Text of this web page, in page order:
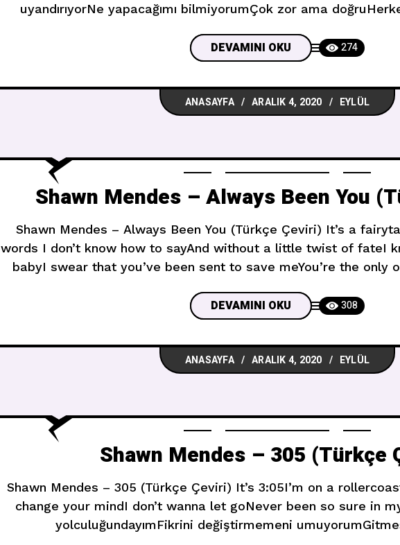
uyandırıyorNe yapacağımı bilmiyorumÇok zor ama
insecureYou’re majestic, mesmerizingLight
DEVAMINI OKU 274
ANASAYFA ARALIK 4, 2020 EYLÜL
Shawn Mendes – Always Been You
Shawn Mendes – Always Been You (Türkçe Çeviri) It’s a
words I don’t know how to sayAnd without a little twist of fateI
babyI swear that you’ve been sent to save meYou’re the only
DEVAMINI OKU 308
ANASAYFA ARALIK 4, 2020 EYLÜL
Shawn Mendes – 305 (Türkçe
Shawn Mendes – 305 (Türkçe Çeviri) It’s 3:05I’m on a
change your mindI don’t wanna let goNever been so sure in
yolculuğundayımFikrini değiştirmemeni